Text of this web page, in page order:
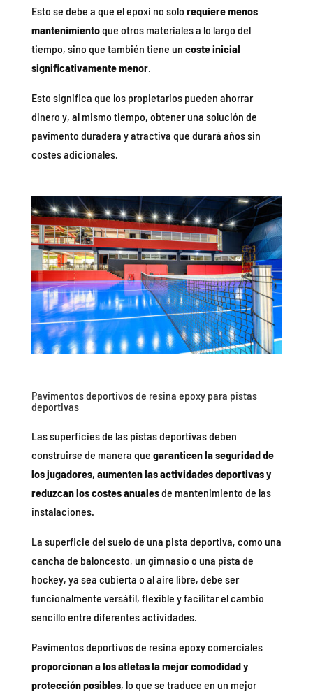
Esto se debe a que el epoxi no solo requiere menos
mantenimientoque otros materiales a lo largo del
tiempo, sino que también tiene un coste inicial
significativamente menor.
Esto significa que los propietarios pueden ahorrar
dinero y, al mismo tiempo, obtener una solución de
pavimento duradera y atractiva que durará años sin
costes adicionales.
Pavimentos deportivos de resina epoxy para pistas
deportivas
Las superficies de las pistas deportivas deben
construirse de manera que garanticen la seguridad de
los jugadores, aumenten las actividades deportivas y
reduzcan los costes anualesde mantenimiento de las
instalaciones.
La superficie del suelo de una pista deportiva, como una
cancha de baloncesto, un gimnasio o una pista de
hockey, ya sea cubierta o al aire libre, debe ser
funcionalmente versátil, flexible y facilitar el cambio
sencillo entre diferentes actividades.
Pavimentos deportivos de resina epoxy comerciales
proporcionan a los atletas la mejor comodidad y
protección posibles, lo que se traduce en un mejor